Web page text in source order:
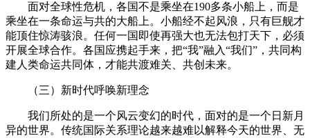
面对全球性危机，各国不是乘坐在190多条小船上，而是
乘坐在一条命运与共的大船上。小船经不起风浪，只有巨舰才
能顶住惊涛骇浪。任何一国即使再强大也无法包打天下，必须
开展全球合作。各国应携起手来，把“我”融入“我们”，共同构
建人类命运共同体，才能共渡难关、共创未来。
（三）新时代呼唤新理念
我们所处的是一个风云变幻的时代，面对的是一个日新月
异的世界。传统国际关系理论越来越难以解释今天的世界、无